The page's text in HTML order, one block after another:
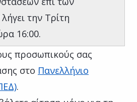
την Τρίτη
16:00.
προσωπικούς σας
στο Πανελλήνιο
.